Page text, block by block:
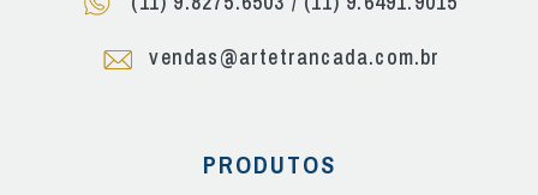
vendas@artetrancada.com.br
PRODUTOS